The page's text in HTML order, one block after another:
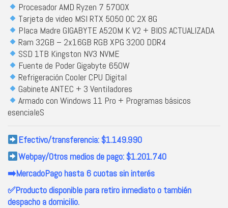
Procesador AMD Ryzen 7 5700X
Tarjeta de video MSI RTX 5050 OC 2X 8G
Placa Madre GIGABYTE A520M K V2 + BIOS ACTUALIZADA
Ram 32GB – 2x16GB RGB XPG 3200 DDR4
SSD 1TB Kingston NV3 NVME
Fuente de PoderGigabyte 650W
Refrigeración Cooler CPU Digital
Gabinete ANTEC + 3 Ventiladores
Armado con Windows 11 Pro + Programas básicos
esencialeS
Efectivo/transferencia: $1.149.990
Webpay/Otros medios de pago: $1.201.740
➡️MercadoPago hasta 6 cuotas sin interés
✅Producto disponible para retiro inmediato o también
despacho a domicilio.